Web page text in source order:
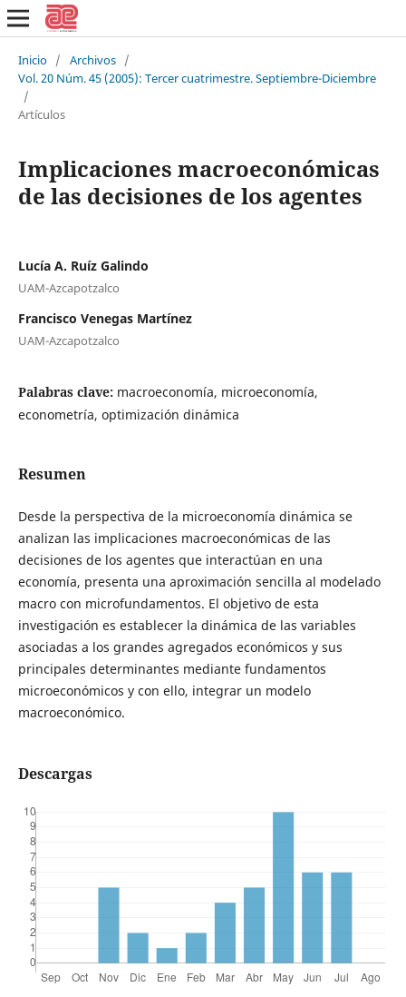
Inicio / Archivos /
Vol. 20 Núm. 45 (2005): Tercer cuatrimestre. Septiembre-Diciembre
/
Artículos
Implicaciones macroeconómicas
de las decisiones de los agentes
Lucía A. Ruíz Galindo
UAM-Azcapotzalco
Francisco Venegas Martínez
UAM-Azcapotzalco
Palabras clave: macroeconomía, microeconomía,
econometría, optimización dinámica
Resumen
Desde la perspectiva de la microeconomía dinámica se
analizan las implicaciones macroeconómicas de las
decisiones de los agentes que interactúan en una
economía, presenta una aproximación sencilla al modelado
macro con microfundamentos. El objetivo de esta
investigación es establecer la dinámica de las variables
asociadas a los grandes agregados económicos y sus
principales determinantes mediante fundamentos
microeconómicos y con ello, integrar un modelo
macroeconómico.
Descargas